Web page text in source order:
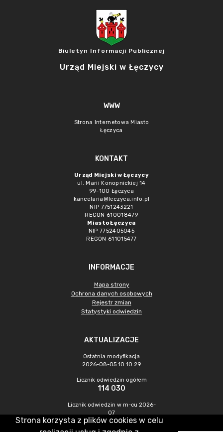
Biuletyn Informacji Publicznej
Urząd Miejski w Łęczycy
WWW
Strona Internetowa Miasto
Łęczyca
KONTAKT
Urząd Miejski w Łęczycy
ul. Marii Konopnickiej 14
99-100 Łęczyca
kancelaria@leczyca.info.pl
NIP 7751243221
REGON 610018479
Miasto Łęczyca
NIP 7752405045
REGON 611015477
INFORMACJE
Mapa strony
Ochrona danych osobowych
Rejestr zmian
Statystyki odwiedzin
AKTUALIZACJE
Ostatnia modyfikacja
2026-08-05 10:10:29
Licznik odwiedzin ogółem
114 030
Licznik odwiedzin w m-cu 2026-
07
549
Strona korzysta z plików cookies w celu